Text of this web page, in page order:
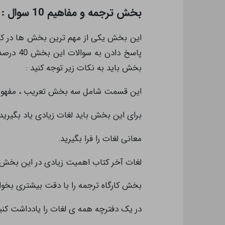
بخش ترجمه و مفاهیم 10 سوال :
پاسخ
بخش باید به نکات زیر توجه کنید :
این قسمت شامل سه بخش تعریب ،
برای این بخش باید لغات زیادی یاد
معانی لغات را فرا بگیرید.
لغات آخر کتاب اهمیت زیادی در این بخش
بخش کارگاه ترجمه را با دقت بیشتری
در یک دفترچه همه ی لغات را یادداشت